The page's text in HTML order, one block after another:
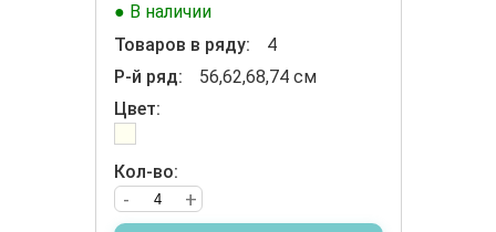
● В наличии
Товаров в ряду:
4
Р-й ряд:
56,62,68,74 см
Цвет:
Кол-во:
+
-